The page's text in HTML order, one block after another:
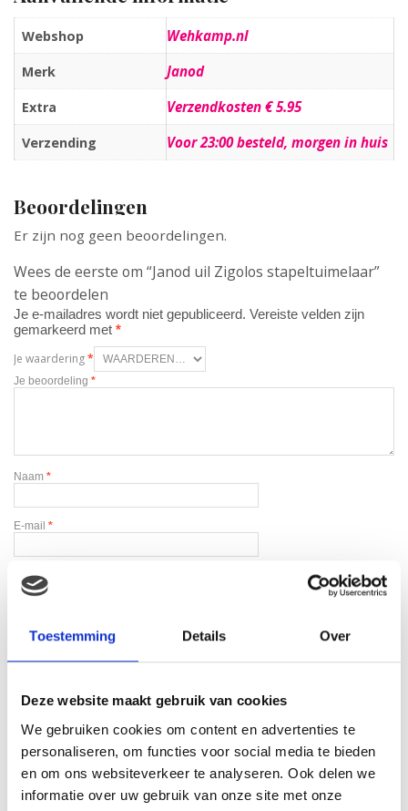
Toestemming Details Over
Deze website maakt gebruik van cookies
We gebruiken cookies om content en advertenties te
personaliseren, om functies voor social media te bieden
en om ons websiteverkeer te analyseren. Ook delen we
informatie over uw gebruik van onze site met onze
Webshop Wehkamp.nl
Merk Janod
Extra Verzendkosten € 5.95
Verzending Voor 23:00 besteld, morgen in huis
Beoordelingen
Er zijn nog geen beoordelingen.
Wees de eerste om “Janod uil Zigolos stapeltuimelaar”
te beoordelen
Je e-mailadres wordt niet gepubliceerd. Vereiste velden zijn
gemarkeerd met *
Je waardering*
Je beoordeling *
Naam *
E-mail *